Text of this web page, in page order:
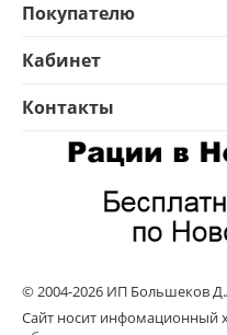
Покупателю
Кабинет
Контакты
© 2004-2026 ИП Большеков
Сайт носит инфомационный